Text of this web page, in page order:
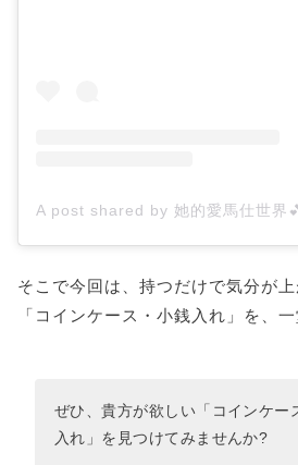
そこで今回は、持つだけで気分が
「コインケース・小銭入れ」を、
ぜひ、貴方が欲しい「コインケー
入れ」を見つけてみませんか?